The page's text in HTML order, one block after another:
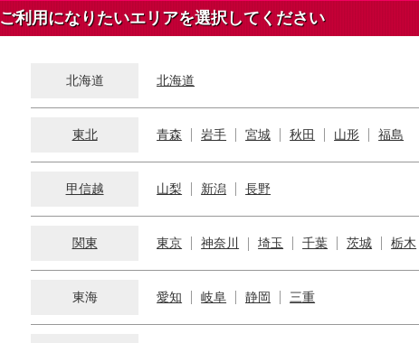
ご利用になりたいエリアを選択してください
北海道 北海道
東北 青森 岩手 宮城 秋田 山形 福島
甲信越 山梨 新潟 長野
関東 東京 神奈川 埼玉 千葉 茨城 栃木
東海 愛知 岐阜 静岡 三重